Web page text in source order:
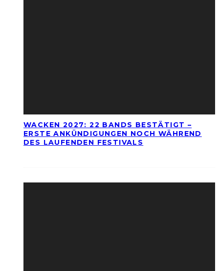
WACKEN 2027: 22 BANDS BESTÄTIGT –
ERSTE ANKÜNDIGUNGEN NOCH WÄHREND
DES LAUFENDEN FESTIVALS